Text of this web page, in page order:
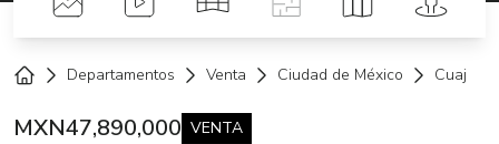
Fotos Videos Tour VirtualPlanos Mapa Street
Departamentos Venta Ciudad de México
MXN47,890,000 VENTA